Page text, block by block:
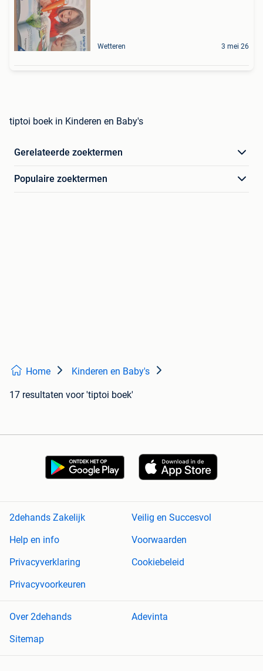
Wetteren 3 mei 26
tiptoi boek in Kinderen en Baby's
Gerelateerde zoektermen
Populaire zoektermen
Home Kinderen en Baby's
17 resultaten voor 'tiptoi boek'
2dehands Zakelijk
Veilig en Succesvol
Help en info
Voorwaarden
Privacyverklaring
Cookiebeleid
Privacyvoorkeuren
Over 2dehands
Adevinta
Sitemap